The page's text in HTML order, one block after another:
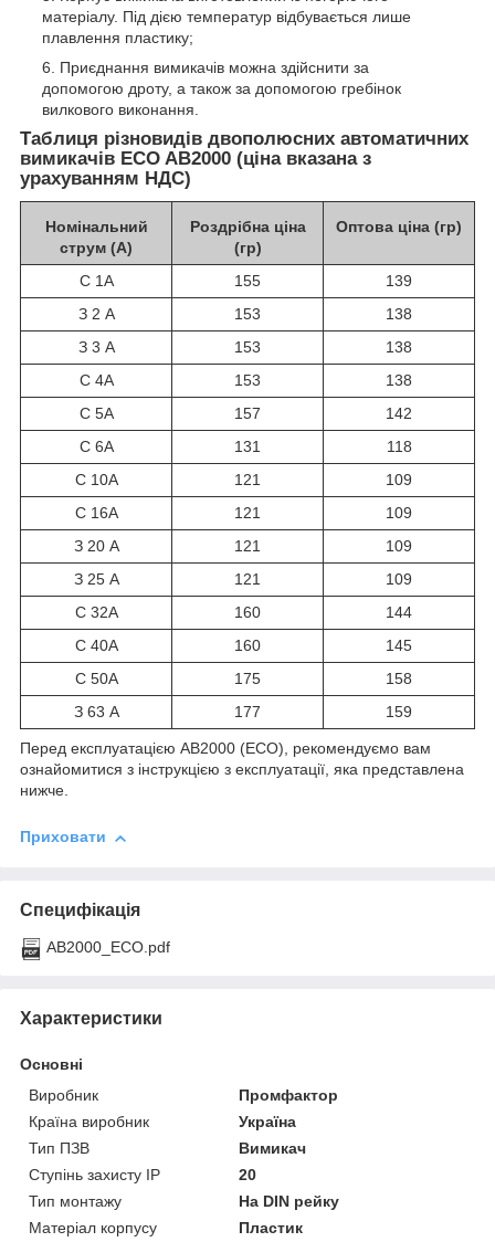
матеріалу. Під дією температур відбувається лише
плавлення пластику;
Приєднання вимикачів можна здійснити за
допомогою дроту, а також за допомогою гребінок
вилкового виконання.
Таблиця різновидів двополюсних автоматичних
вимикачів ECO AB2000 (ціна вказана з
урахуванням НДС)
Номінальний
струм (А)
Роздрібна ціна
(гр)
Оптова ціна (гр)
С 1А 155
139
З 2 А
153
138
З 3 А
153
138
С 4А
153
138
С 5А
157
142
С 6А
131
118
С 10А
121
109
С 16А
121
109
З 20 А
121
109
З 25 А
121
109
С 32А
160
144
С 40А
160
145
С 50А
175
158
З 63 А
177 159
Перед експлуатацією AB2000 (ECO), рекомендуємо вам
ознайомитися з інструкцією з експлуатації, яка представлена
нижче.
Приховати
Специфікація
AB2000_ECO.pdf
Характеристики
Основні
Виробник
Промфактор
Країна виробник
Україна
Тип ПЗВ
Вимикач
Ступінь захисту IP
20
Тип монтажу
На DIN рейку
Матеріал корпусу
Пластик